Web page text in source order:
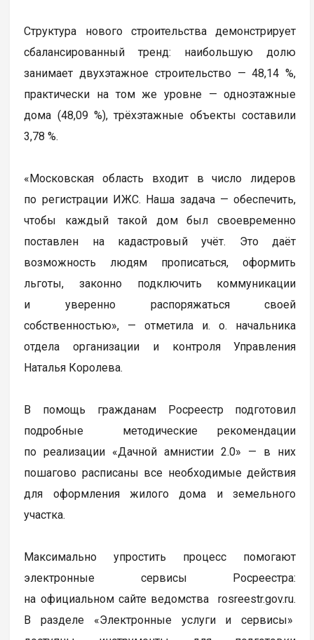
Структура нового строительства демонстрирует
сбалансированный тренд: наибольшую долю
занимает двухэтажное строительство — 48,14 %,
практически на том же уровне — одноэтажные
дома (48,09 %), трёхэтажные объекты составили
3,78 %.
«Московская область входит в число лидеров
по регистрации ИЖС. Наша задача — обеспечить,
чтобы каждый такой дом был своевременно
поставлен на кадастровый учёт. Это даёт
возможность людям прописаться, оформить
льготы, законно подключить коммуникации
и уверенно распоряжаться своей
собственностью», — отметила и. о. начальника
отдела организации и контроля Управления
Наталья Королева.
В помощь гражданам Росреестр подготовил
подробные методические рекомендации
по реализации «Дачной амнистии 2.0» — в них
пошагово расписаны все необходимые действия
для оформления жилого дома и земельного
участка.
Максимально упростить процесс помогают
электронные сервисы Росреестра:
на официальном сайте ведомства rosreestr.gov.ru.
В разделе «Электронные услуги и сервисы»